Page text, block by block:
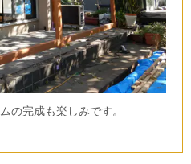
の完成も楽しみです。